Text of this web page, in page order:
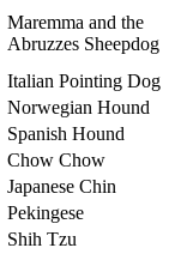
Maremma and the
Abruzzes Sheepdog
Italian Pointing Dog
Norwegian Hound
Spanish Hound
Chow Chow
Japanese Chin
Pekingese
Shih Tzu